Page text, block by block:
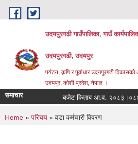
Skip to main content
उदयपुरगढी गाउँपालिका, गाउँ
उदयपुरगढी, उदयपुर
पर्यटन, कृषि र पूर्वाधार उदयपुरगढी
उदयपुर, काेशी प्रदेश, नेपाल ।
समाचार बजेट किताब आ.व. २०८३।०८४
You are here
Home » परिचय » वडा कर्मचारी विवरण